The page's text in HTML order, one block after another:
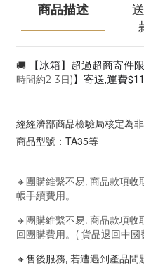
商品描述
🚚 【冰箱】 超過超商寄件
時間約2-3日)】寄送,運費
經經濟部商品檢驗局核定為
商品型號：TA35等
🔸團購維繫不易, 商品款項
帳手續費用。
🔸團購維繫不易, 商品款項
回團購費用。( 貨品退回中
🔸售後服務, 若遭遇到產品